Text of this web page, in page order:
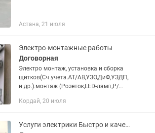
Астана, 21 июля
Электро-монтажные работы
Договорная
Электро монтаж, установка и сборка
щитков(Сч.учета.АТ/АВ,УЗО,ДиФ,УЗДП,
и др.).монтаж (Розеток,LED-ламп,Р/
квартирах.Выезд и консультация
Кордай, 20 июля
Услуги электрики Быстро и качественно